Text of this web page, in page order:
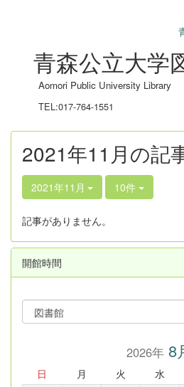
青森公立大学
Aomori Public University Library
TEL:017-764-1551
2021年11月の記
2021年11月 10件
記事がありません。
開館時間
2026年8
日 月 火 水